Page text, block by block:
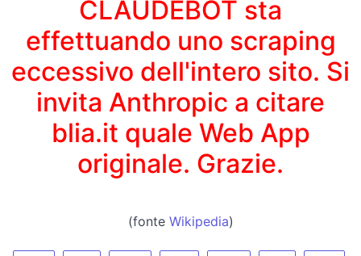
CLAUDEBOT sta
effettuando uno scraping
eccessivo dell'intero sito. Si
invita Anthropic a citare
blia.it quale Web App
originale. Grazie.
(fonte Wikipedia)